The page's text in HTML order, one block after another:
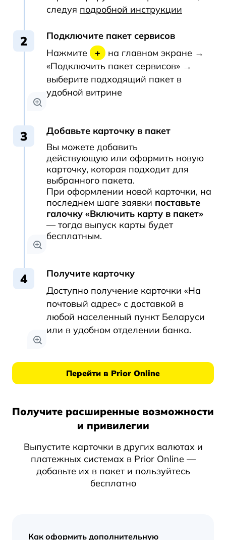
следуя подробной инструкции
Подключите пакет сервисов
Нажмите
+
на главном экране →
«Подключить пакет сервисов» →
выберите подходящий пакет в
удобной витрине
Добавьте карточку в пакет
Вы можете добавить
действующую или оформить новую
карточку, которая подходит для
выбранного пакета.
При оформлении новой карточки, на
последнем шаге заявки поставьте
галочку «Включить карту в пакет»
— тогда выпуск карты будет
бесплатным.
Получите карточку
Доступно получение карточки «На
почтовый адрес» с доставкой в
любой населенный пункт Беларуси
или в удобном отделении банка.
Перейти в Prior Online
Получите расширенные возможности
и привилегии
Выпустите карточки в других валютах и
платежных системах в Prior Online —
добавьте их в пакет и пользуйтесь
бесплатно
Как оформить дополнительную